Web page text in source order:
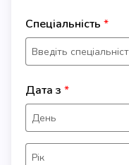
Спеціальність
Дата з
День
Рік